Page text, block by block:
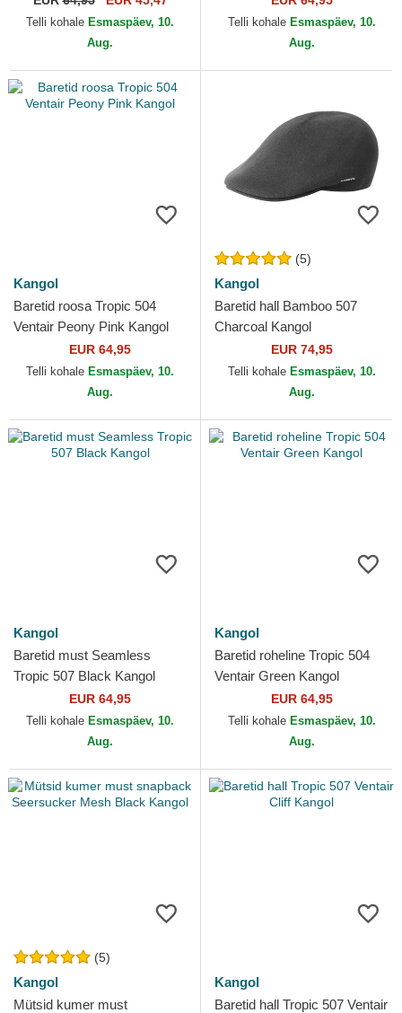
Telli kohale Esmaspäev, 10.
Aug.
Telli kohale Esmaspäev, 10.
Aug.
Kangol
Baretid roosa Tropic 504
Ventair Peony Pink Kangol
EUR 64,95
Telli kohale Esmaspäev, 10.
Aug.
(5)
Kangol
Baretid hall Bamboo 507
Charcoal Kangol
EUR 74,95
Telli kohale Esmaspäev, 10.
Aug.
Kangol
Baretid must Seamless
Tropic 507 Black Kangol
EUR 64,95
Telli kohale Esmaspäev, 10.
Aug.
Kangol
Baretid roheline Tropic 504
Ventair Green Kangol
EUR 64,95
Telli kohale Esmaspäev, 10.
Aug.
(5)
Kangol
Mütsid kumer must
Kangol
Baretid hall Tropic 507 Ventair